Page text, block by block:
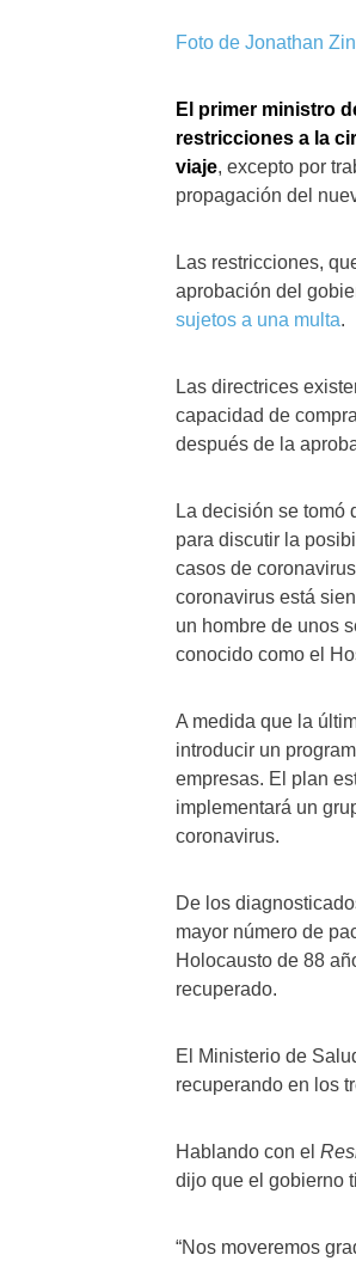
Foto de Jonathan
El primer ministro
restricciones a la
viaje, excepto por
propagación del
Las restricciones,
aprobación del
sujetos a una multa.
Las directrices
capacidad de
después de la
La decisión se tomó
para discutir la
casos de
coronavirus está
un hombre de unos
conocido como el
A medida que la
introducir un
empresas. El plan
implementará un
coronavirus.
De los
mayor número de
Holocausto de 88
recuperado.
El Ministerio de
recuperando en los
Hablando con el
dijo que el gobierno
“Nos moveremos